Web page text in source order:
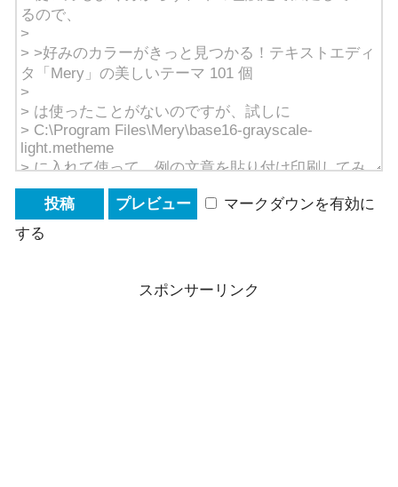
マークダウンを有効に
する
スポンサーリンク